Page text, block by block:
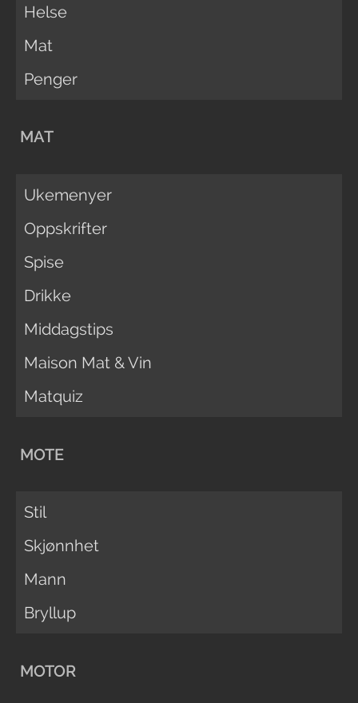
Helse
Mat
Penger
MAT
Ukemenyer
Oppskrifter
Spise
Drikke
Middagstips
Maison Mat & Vin
Matquiz
MOTE
Stil
Skjønnhet
Mann
Bryllup
MOTOR